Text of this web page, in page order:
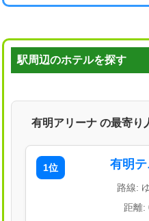
駅周辺のホテルを探す
有明アリーナ の最寄り
1位 有明
路線:
距離: